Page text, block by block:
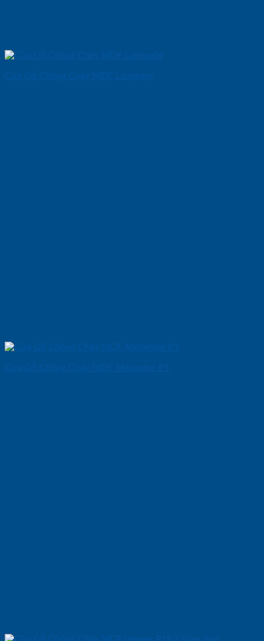
Cửa Gỗ Chống Cháy MDF Laminate
Cửa Gỗ Chống Cháy MDF Melamine P1